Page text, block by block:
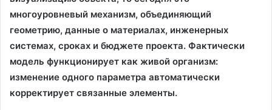
многоуровневый механизм, объединяющий
геометрию, данные о материалах, инженерных
системах, сроках и бюджете проекта. Фактически
модель функционирует как живой организм:
изменение одного параметра автоматически
корректирует связанные элементы.